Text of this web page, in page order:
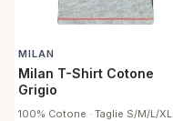
MILAN
Milan T-Shirt Cotone
Grigio
100% Cotone · Taglie S/M/L/XL